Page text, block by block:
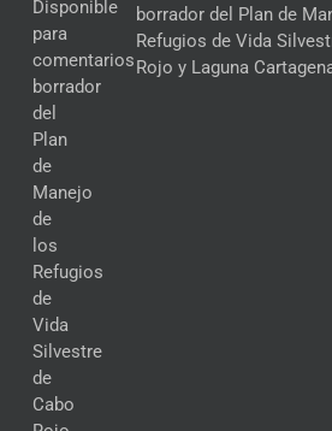
borrador del Plan de
Refugios de Vida
Rojo y Laguna